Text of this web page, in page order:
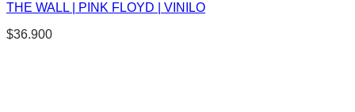
THE WALL | PINK FLOYD | VINILO
$36.900